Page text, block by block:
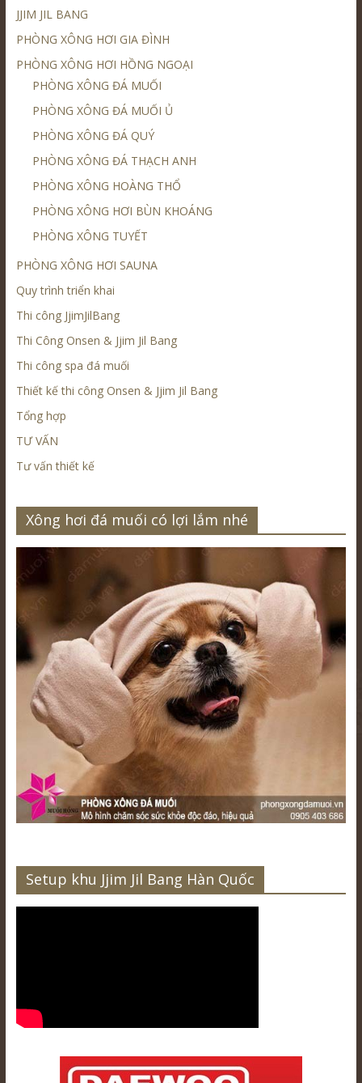
JJIM JIL BANG
PHÒNG XÔNG HƠI GIA ĐÌNH
PHÒNG XÔNG HƠI HỒNG NGOẠI
PHÒNG XÔNG ĐÁ MUỐI
PHÒNG XÔNG ĐÁ MUỐI Ủ
PHÒNG XÔNG ĐÁ QUÝ
PHÒNG XÔNG ĐÁ THẠCH ANH
PHÒNG XÔNG HOÀNG THỔ
PHÒNG XÔNG HƠI BÙN KHOÁNG
PHÒNG XÔNG TUYẾT
PHÒNG XÔNG HƠI SAUNA
Quy trình triển khai
Thi công JjimJilBang
Thi Công Onsen & Jjim Jil Bang
Thi công spa đá muối
Thiết kế thi công Onsen & Jjim Jil Bang
Tổng hợp
TƯ VẤN
Tư vấn thiết kế
Xông hơi đá muối có lợi lắm nhé
Setup khu Jjim Jil Bang Hàn Quốc